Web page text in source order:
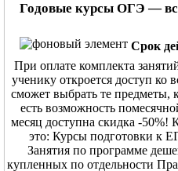
Годовые курсы ОГЭ —
Срок
При оплате комплекта
ученику откроется доступ ко
сможет выбрать те предметы,
есть возможность
месяц доступна скидка -
это: Курсы подготовки к
Занятия по программе
купленных по отдельности